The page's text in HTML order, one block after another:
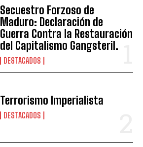
Secuestro Forzoso de
Maduro: Declaración de
Guerra Contra la Restauración
del Capitalismo Gangsteril.
DESTACADOS
Terrorismo Imperialista
DESTACADOS